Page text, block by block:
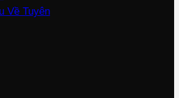
Về Tuyên